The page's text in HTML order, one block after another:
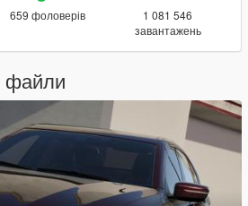
659 фоловерів
1 081 546
завантажень
файли